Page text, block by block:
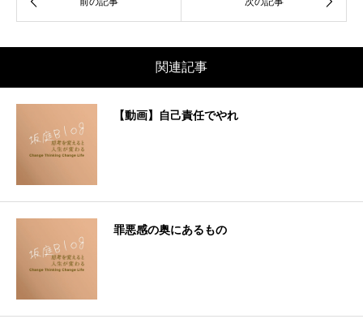
関連記事
【動画】自己責任でやれ
罪悪感の奥にあるもの